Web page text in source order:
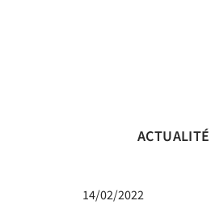
ACTUALITÉ
14/02/2022